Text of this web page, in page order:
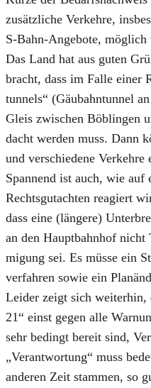
zusätz­li­che Ver­keh­re,
S‑Bahn-Ange­bo­te, mög­lich
Das Land hat aus guten
bracht, dass im Fal­le einer
tun­nels“ (Gäu­bahn­tun­nel
Gleis zwi­schen Böb­lin­gen
dacht wer­den muss. Dann
und ver­schie­de­ne Ver­keh­re
Span­nend ist auch, wie
Rechts­gut­ach­ten reagiert
dass eine (län­ge­re)
an den Haupt­bahn­hof
mi­gung sei. Es müs­se ein
ver­fah­ren sowie ein
Lei­der zeigt sich wei­ter­hin,
21“ einst gegen alle
sehr bedingt bereit sind,
„Ver­ant­wor­tung“ muss
ande­ren Zeit stam­men, so